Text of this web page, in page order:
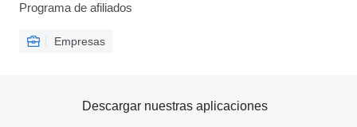
Programa de afiliados
Empresas
Descargar nuestras aplicaciones